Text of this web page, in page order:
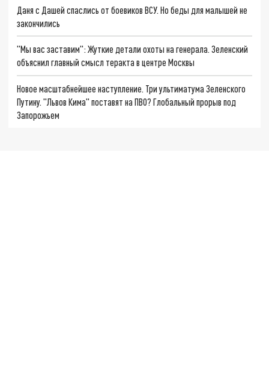
Даня с Дашей спаслись от боевиков ВСУ. Но беды для малышей не
закончились
"Мы вас заставим": Жуткие детали охоты на генерала. Зеленский
объяснил главный смысл теракта в центре Москвы
Новое масштабнейшее наступление. Три ультиматума Зеленского
Путину. "Львов Кима" поставят на ПВО? Глобальный прорыв под
Запорожьем